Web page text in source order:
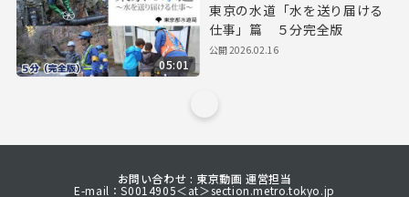
05:01
東京の水道「水を送り届ける
仕事」篇 ５分完全版
公開2026.02.16
お問い合わせ : 東京動画 運営担当
E-mail：S0014905＜at＞section.metro.tokyo.jp